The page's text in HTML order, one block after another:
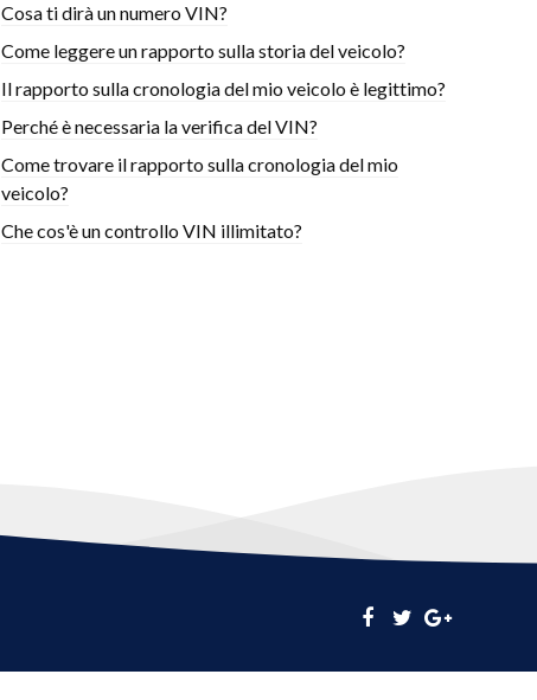
Cosa ti dirà un numero VIN?
Come leggere un rapporto sulla storia del veicolo?
Il rapporto sulla cronologia del mio veicolo è legittimo?
Perché è necessaria la verifica del VIN?
Come trovare il rapporto sulla cronologia del mio
veicolo?
Che cos'è un controllo VIN illimitato?